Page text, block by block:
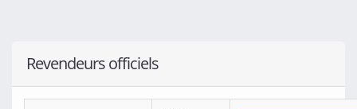
Revendeurs officiels